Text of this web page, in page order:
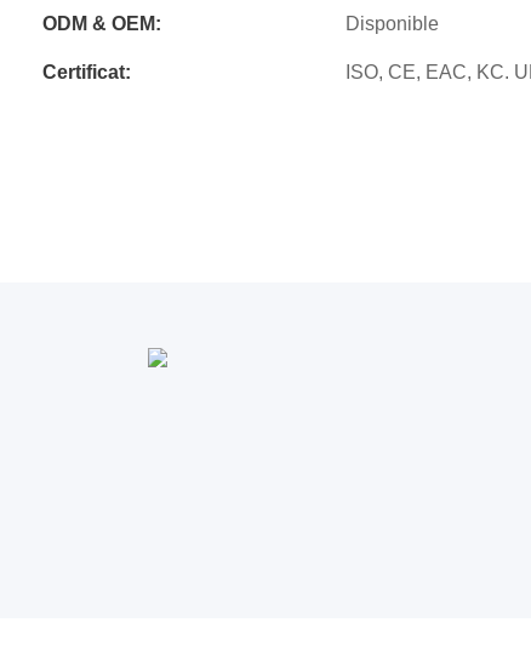
ODM & OEM: Disponible
Certificat: ISO, CE, EAC, KC.